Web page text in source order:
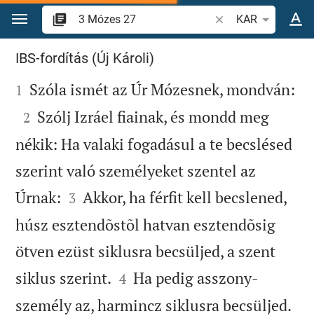
Ugrás a tartalomra
Igevers vagy szó
KAR
3 Mózes 27
IBS-fordítás (Új Károli)

1 Szóla ismét az Úr Mózesnek, mondván:

2 Szólj Izráel fiainak, és mondd meg
nékik: Ha valaki fogadásul a te becslésed
szerint való személyeket szentel az
Úrnak: 

3 Akkor, ha férfit kell becslened,
húsz esztendõstõl hatvan esztendõsig
ötven ezüst siklusra becsüljed, a szent
siklus szerint. 

4 Ha pedig asszony-
személy az, harmincz siklusra becsüljed.